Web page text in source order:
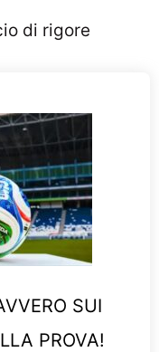
di rigore
SUI
PROVA!